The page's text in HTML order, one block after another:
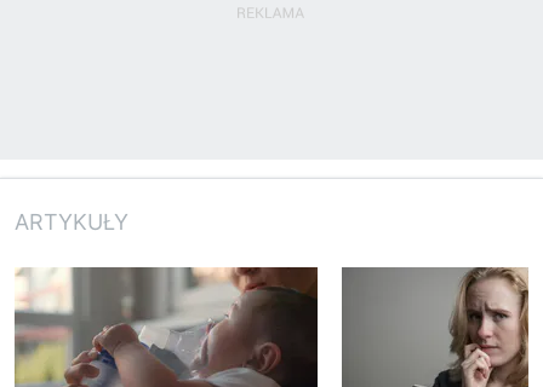
ARTYKUŁY